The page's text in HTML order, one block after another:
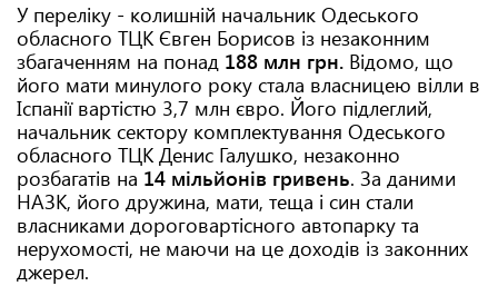
У переліку - колишній начальник Одеського
обласного ТЦК Євген Борисов із незаконним
збагаченням на понад 188 млн грн. Відомо, що
його мати минулого року стала власницею вілли в
Іспанії вартістю 3,7 млн євро. Його підлеглий,
начальник сектору комплектування Одеського
обласного ТЦК Денис Галушко, незаконно
розбагатів на 14 мільйонів гривень. За даними
НАЗК, його дружина, мати, теща і син стали
власниками дороговартісного автопарку та
нерухомості, не маючи на це доходів із законних
джерел.